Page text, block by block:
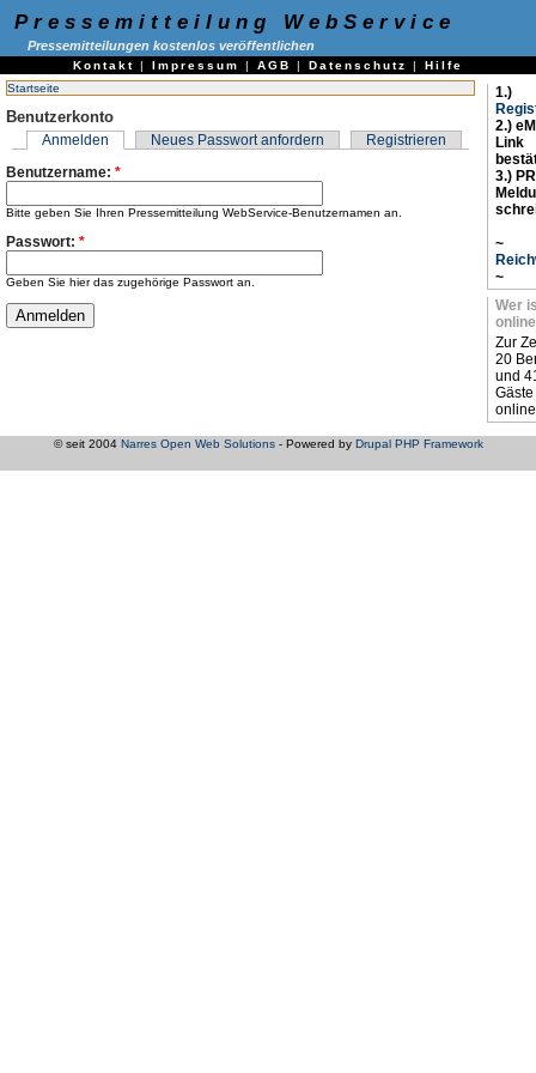
Pressemitteilung WebService
Pressemitteilungen kostenlos veröffentlichen
Kontakt | Impressum | AGB | Datenschutz | Hilfe
Startseite
Benutzerkonto
Anmelden Neues Passwort anfordern
Registrieren
Benutzername: *
Bitte geben Sie Ihren Pressemitteilung WebService-Benutzernamen an.
Passwort: *
Geben Sie hier das zugehörige Passwort an.
1.)
2.)
Link
3.)
~
~
Wer
online
Zur
20
und
Gäste
© seit 2004 Narres Open Web Solutions- Powered by Drupal PHP Framework